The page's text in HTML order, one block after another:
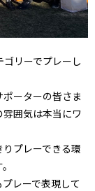
リーでプレーし
ーターの皆さま
囲気は本当にワ
プレーできる環
レーで表現して